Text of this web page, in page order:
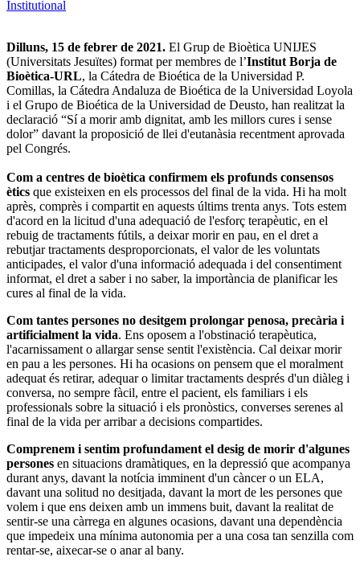
Institutional
Dilluns, 15 de febrer de 2021. El Grup de Bioètica UNIJES
(Universitats Jesuïtes) format per membres de l’Institut Borja de
Bioètica-URL, la Cátedra de Bioética de la Universidad P.
Comillas, la Cátedra Andaluza de Bioética de la Universidad Loyola
i el Grupo de Bioética de la Universidad de Deusto, han realitzat la
declaració “Sí a morir amb dignitat, amb les millors cures i sense
dolor” davant la proposició de llei d'eutanàsia recentment aprovada
pel Congrés.
Com a centres de bioètica confirmem els profunds consensos
ètics que existeixen en els processos del final de la vida. Hi ha molt
après, comprès i compartit en aquests últims trenta anys. Tots estem
d'acord en la licitud d'una adequació de l'esforç terapèutic, en el
rebuig de tractaments fútils, a deixar morir en pau, en el dret a
rebutjar tractaments desproporcionats, el valor de les voluntats
anticipades, el valor d'una informació adequada i del consentiment
informat, el dret a saber i no saber, la importància de planificar les
cures al final de la vida.
Com tantes persones no desitgem prolongar penosa, precària i
artificialment la vida. Ens oposem a l'obstinació terapèutica,
l'acarnissament o allargar sense sentit l'existència. Cal deixar morir
en pau a les persones. Hi ha ocasions on pensem que el moralment
adequat és retirar, adequar o limitar tractaments després d'un diàleg i
conversa, no sempre fàcil, entre el pacient, els familiars i els
professionals sobre la situació i els pronòstics, converses serenes al
final de la vida per arribar a decisions compartides.
Comprenem i sentim profundament el desig de morir d'algunes
persones en situacions dramàtiques, en la depressió que acompanya
durant anys, davant la notícia imminent d'un càncer o un ELA,
davant una solitud no desitjada, davant la mort de les persones que
volem i que ens deixen amb un immens buit, davant la realitat de
sentir-se una càrrega en algunes ocasions, davant una dependència
que impedeix una mínima autonomia per a una cosa tan senzilla com
rentar-se, aixecar-se o anar al bany.